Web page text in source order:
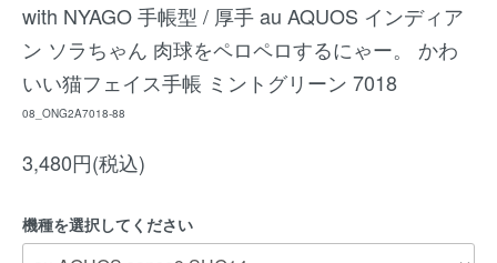
with NYAGO 手帳型 / 厚手 au AQUOS インディア
ン ソラちゃん 肉球をペロペロするにゃー。 かわ
いい猫フェイス手帳 ミントグリーン 7018
08_ONG2A7018-88
3,480円(税込)
機種を選択してください